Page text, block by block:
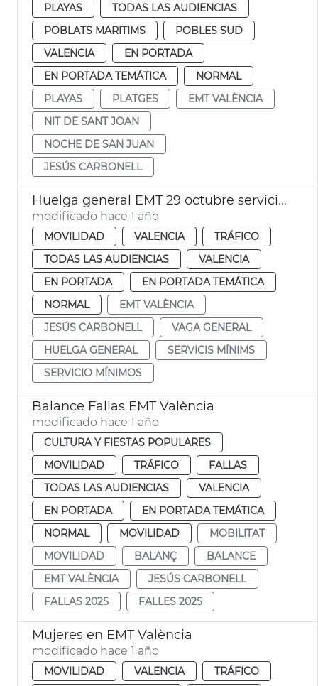
PLAYAS
TODAS LAS AUDIENCIAS
POBLATS MARITIMS
POBLES SUD
VALENCIA
EN PORTADA
EN PORTADA TEMÁTICA
NORMAL
PLAYAS
PLATGES
EMT VALÈNCIA
NIT DE SANT JOAN
NOCHE DE SAN JUAN
JESÚS CARBONELL
Huelga general EMT 29 octubre servicios mínimos
modificado hace 1 año
MOVILIDAD VALENCIA
TRÁFICO
TODAS LAS AUDIENCIAS
VALENCIA
EN PORTADA
EN PORTADA TEMÁTICA
NORMAL
EMT VALÈNCIA
JESÚS CARBONELL
VAGA GENERAL
HUELGA GENERAL
SERVICIS MÍNIMS
SERVICIO MÍNIMOS
Balance Fallas EMT València
modificado hace 1 año
CULTURA Y FIESTAS POPULARES
MOVILIDAD
TRÁFICO
FALLAS
TODAS LAS AUDIENCIAS
VALENCIA
EN PORTADA
EN PORTADA TEMÁTICA
NORMAL
MOVILIDAD
MOBILITAT
MOVILIDAD
BALANÇ
BALANCE
EMT VALÈNCIA
JESÚS CARBONELL
FALLAS 2025
FALLES 2025
Mujeres en EMT València
modificado hace 1 año
MOVILIDAD VALENCIA
TRÁFICO